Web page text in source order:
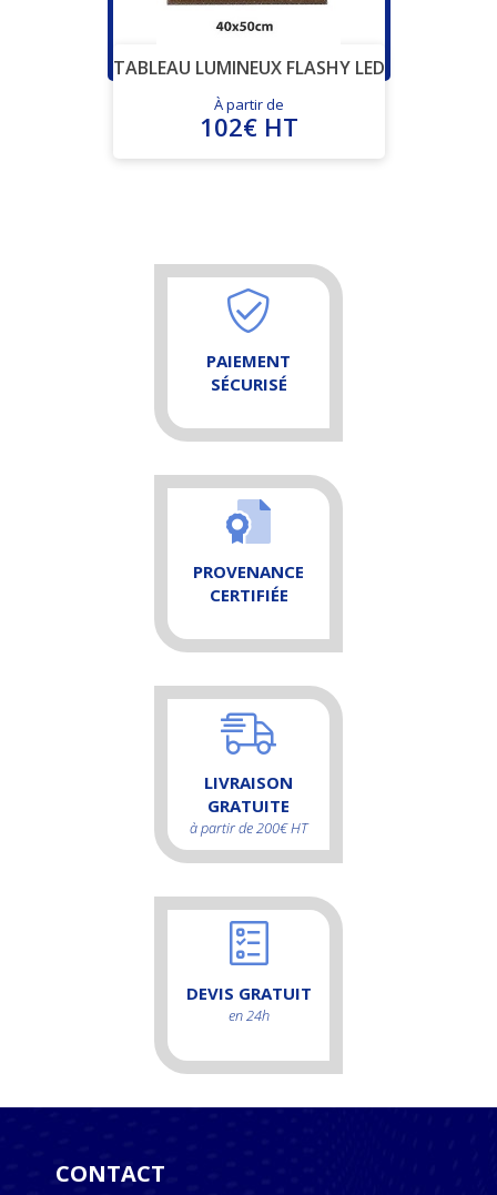
TABLEAU LUMINEUX FLASHY LED
À partir de
102€ HT
PAIEMENT
SÉCURISÉ
PROVENANCE
CERTIFIÉE
LIVRAISON
GRATUITE
à partir de 200€ HT
DEVIS GRATUIT
en 24h
CONTACT